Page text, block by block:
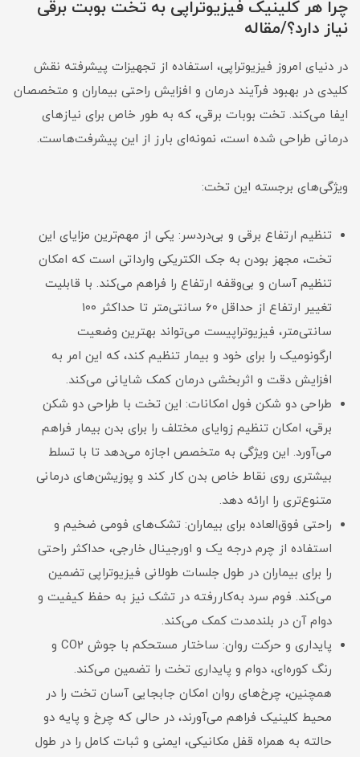
چرا هر کلینیک فیزیوتراپی به تخت بوبت برقی
نیاز دارد؟/مقاله
در دنیای امروز فیزیوتراپی، استفاده از تجهیزات پیشرفته نقش
کلیدی در بهبود فرآیند درمان و افزایش راحتی بیماران و متخصصان
ایفا می‌کند. تخت بوبات برقی، که به طور خاص برای نیازهای
درمانی طراحی شده است، نمونه‌ای بارز از این پیشرفت‌هاست.
ویژگی‌های برجسته این تخت:
تنظیم ارتفاع برقی و بی‌دردسر: یکی از مهم‌ترین مزایای این
تخت، مجهز بودن به جک الکتریکی وارداتی است که امکان
تنظیم آسان و بی‌وقفه ارتفاع را فراهم می‌کند. با قابلیت
تغییر ارتفاع از حداقل ۶۰ سانتی‌متر تا حداکثر ۱۰۰
سانتی‌متر، فیزیوتراپیست می‌تواند بهترین وضعیت
ارگونومیک را برای خود و بیمار تنظیم کند، که این امر به
افزایش دقت و اثربخشی درمان کمک شایانی می‌کند.
طراحی دو شکن فول امکانات: این تخت با طراحی دو شکن
برقی، امکان تنظیم زوایای مختلف را برای بدن بیمار فراهم
می‌آورد. این ویژگی به متخصص اجازه می‌دهد تا با تسلط
بیشتری روی نقاط خاص بدن کار کند و پوزیشن‌های درمانی
متنوع‌تری را ارائه دهد.
راحتی فوق‌العاده برای بیماران: تشک‌های فومی ضخیم و
استفاده از چرم درجه یک و اورجینال خارجی، حداکثر راحتی
را برای بیماران در طول جلسات طولانی فیزیوتراپی تضمین
می‌کند. فوم سرد به‌کاررفته در تشک نیز به حفظ کیفیت و
دوام آن در بلندمدت کمک می‌کند.
پایداری و حرکت روان: ساختار مستحکم با جوش CO2 و
رنگ کوره‌ای، دوام و پایداری تخت را تضمین می‌کند.
همچنین، چرخ‌های روان امکان جابجایی آسان تخت را در
محیط کلینیک فراهم می‌آورند، در حالی که چرخ و پایه دو
حالته به همراه قفل مکانیکی، ایمنی و ثبات کامل را در طول